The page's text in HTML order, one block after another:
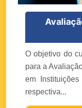
O objetivo do
para a
em
respectiva...